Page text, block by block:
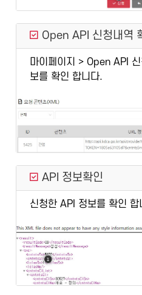
Open API 신청내역
마이페이지 > Open API
보를 확인 합니다.
API 정보확인
신청한 API 정보를 확인 합